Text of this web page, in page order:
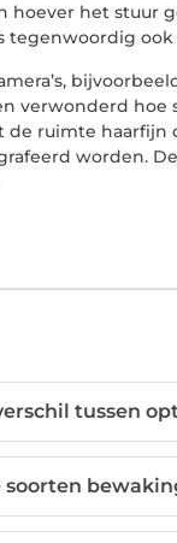
hoever het stuur
tegenwoordig
verwonderd hoe
de ruimte
worden.
tussen
soorten